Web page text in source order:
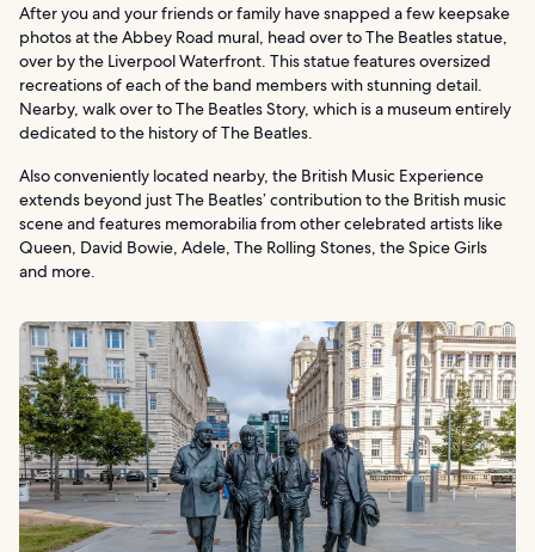
After you and your friends or family have snapped a few keepsake
photos at the Abbey Road mural, head over to The Beatles statue,
over by the Liverpool Waterfront. This statue features oversized
recreations of each of the band members with stunning detail.
Nearby, walk over to The Beatles Story, which is a museum entirely
dedicated to the history of The Beatles.
Also conveniently located nearby, the British Music Experience
extends beyond just The Beatles’ contribution to the British music
scene and features memorabilia from other celebrated artists like
Queen, David Bowie, Adele, The Rolling Stones, the Spice Girls
and more.